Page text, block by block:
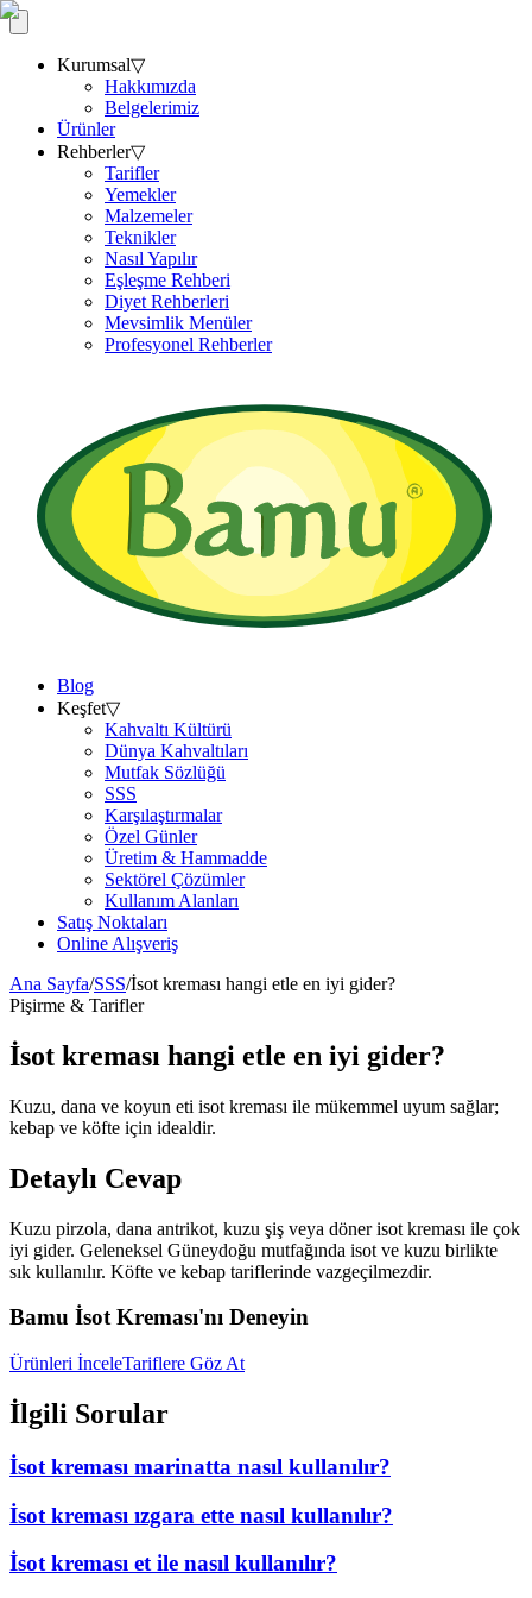
Kurumsal▽
Hakkımızda
Belgelerimiz
Ürünler
Rehberler▽
Tarifler
Yemekler
Malzemeler
Teknikler
Nasıl Yapılır
Eşleşme Rehberi
Diyet Rehberleri
Mevsimlik Menüler
Profesyonel Rehberler
Blog
Keşfet▽
Kahvaltı Kültürü
Dünya Kahvaltıları
Mutfak Sözlüğü
SSS
Karşılaştırmalar
Özel Günler
Üretim & Hammadde
Sektörel Çözümler
Kullanım Alanları
Satış Noktaları
Online Alışveriş
Ana Sayfa/SSS/İsot kreması hangi etle en iyi gider?
Pişirme & Tarifler
İsot kreması hangi etle en iyi gider?
Kuzu, dana ve koyun eti isot kreması ile mükemmel uyum sağlar;
kebap ve köfte için idealdir.
Detaylı Cevap
Kuzu pirzola, dana antrikot, kuzu şiş veya döner isot kreması ile çok
iyi gider. Geleneksel Güneydoğu mutfağında isot ve kuzu birlikte
sık kullanılır. Köfte ve kebap tariflerinde vazgeçilmezdir.
Bamu İsot Kreması'nı Deneyin
Ürünleri İnceleTariflere Göz At
İlgili Sorular
İsot kreması marinatta nasıl kullanılır?
İsot kreması ızgara ette nasıl kullanılır?
İsot kreması et ile nasıl kullanılır?